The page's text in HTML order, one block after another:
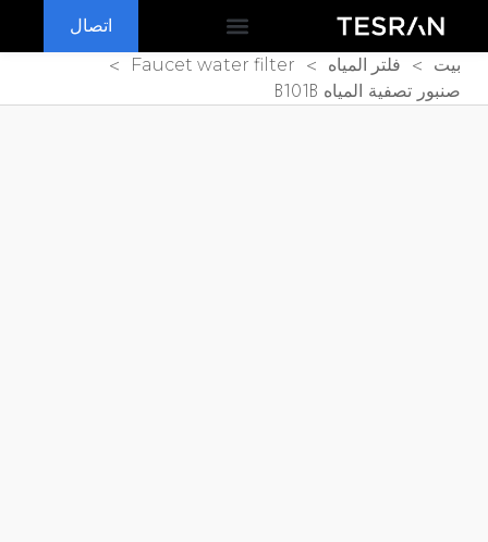
اتصال
بيت > فلتر المياه >
Faucet water filter
>
صنبور تصفية المياه B101B